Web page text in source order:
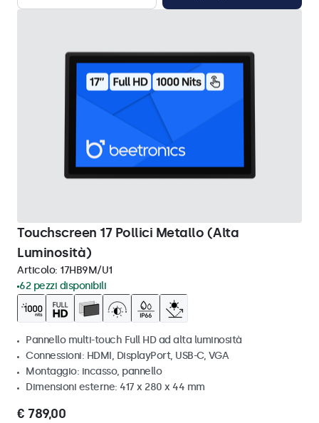
Touchscreen 17 Pollici Metallo (Alta
Luminosità)
Articolo: 17HB9M/U1
62 pezzi disponibili
Pannello multi-touch Full HD ad alta luminosità
Connessioni: HDMI, DisplayPort, USB-C, VGA
Montaggio: incasso, pannello
Dimensioni esterne: 417 x 280 x 44 mm
€ 789,00